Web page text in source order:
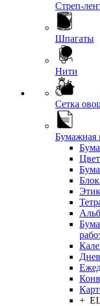
Стреп-
Шпагаты
Нити
Сетка
Бумажная
+